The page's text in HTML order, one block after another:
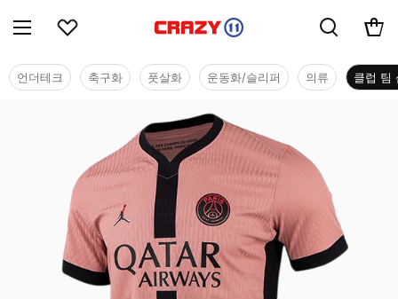
언더테크 축구화 풋살화 운동화/슬리퍼 의류 클럽 팀